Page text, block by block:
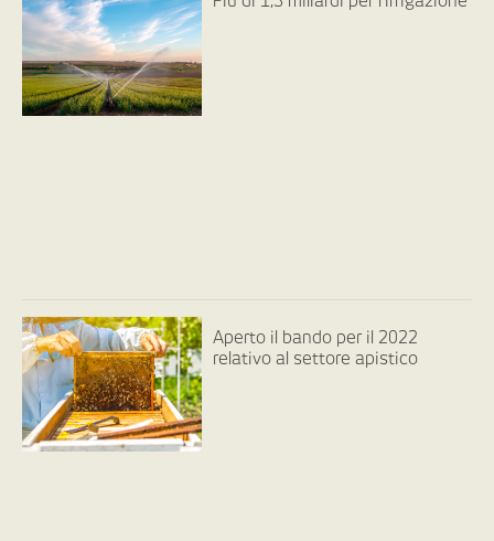
Aperto il bando per il 2022
relativo al settore apistico